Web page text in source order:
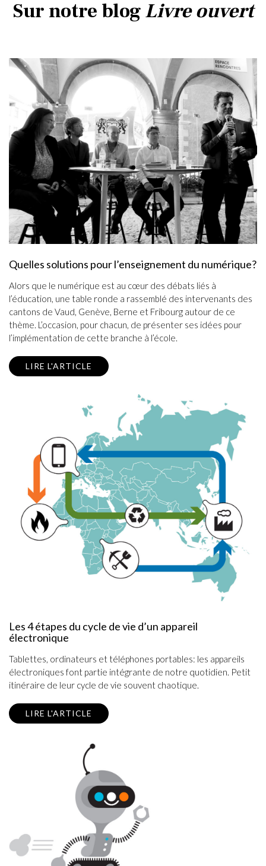
Sur notre blogLivre ouvert
Quelles solutions pour l’enseignement du numérique?
Alors que le numérique est au cœur des débats liés à
l’éducation, une table ronde a rassemblé des intervenants des
cantons de Vaud, Genève, Berne et Fribourg autour de ce
thème. L’occasion, pour chacun, de présenter ses idées pour
l’implémentation de cette branche à l’école.
LIRE L'ARTICLE
Les 4 étapes du cycle de vie d’un appareil
électronique
Tablettes, ordinateurs et téléphones portables: les appareils
électroniques font partie intégrante de notre quotidien. Petit
itinéraire de leur cycle de vie souvent chaotique.
LIRE L'ARTICLE